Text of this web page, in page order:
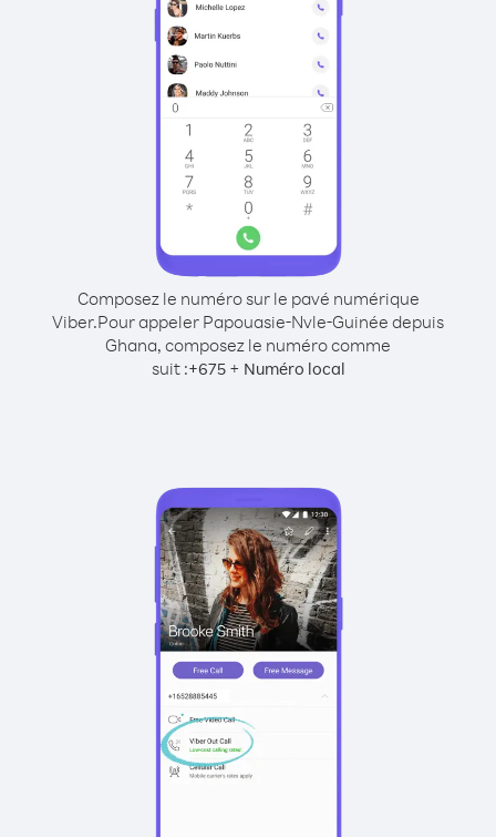
Composez le numéro sur le pavé numérique
Viber.Pour appeler Papouasie-Nvle-Guinée depuis
Ghana, composez le numéro comme
suit :+675+ Numéro local